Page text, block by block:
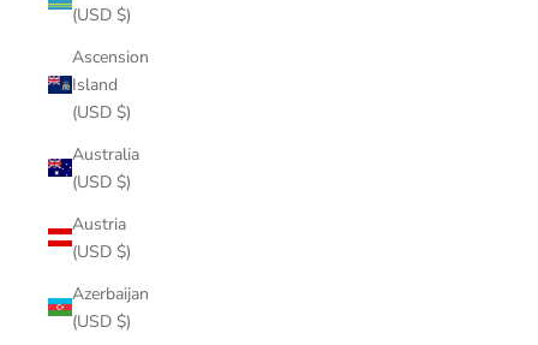
(USD $)
Ascension
Island
(USD $)
Australia
(USD $)
Austria
(USD $)
Azerbaijan
(USD $)